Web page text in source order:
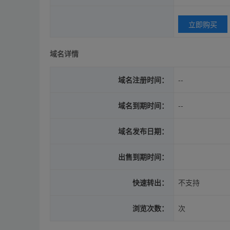
立即购买
域名详情
域名注册时间： --
域名到期时间： --
域名发布日期：
出售到期时间：
快速转出： 不支持
浏览次数： 次